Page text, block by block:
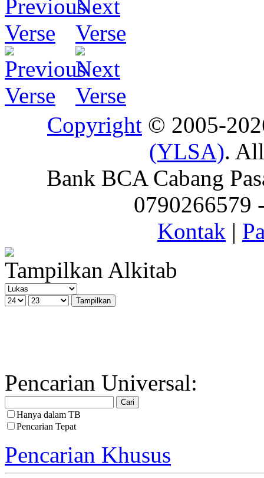
Copyright © 2005-
(YLSA).
Bank BCA Cabang
0790266579
Kontak |
Tampilkan Alkitab
Pencarian Universal:
Hanya dalam TB
Pencarian Tepat
Pencarian Khusus